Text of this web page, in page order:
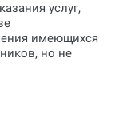
услуг,
имеющихся
но не